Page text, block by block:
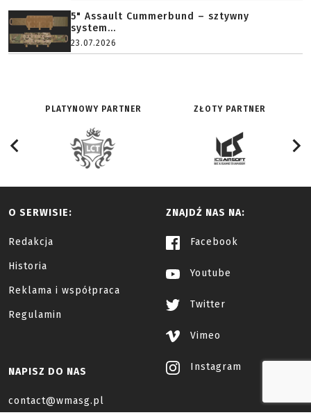
5" Assault Cummerbund – sztywny
system...
23.07.2026
PLATYNOWY PARTNER ZŁOTY PARTNER
O SERWISIE:
Redakcja
Historia
Reklama i współpraca
Regulamin
ZNAJDŹ NAS NA:
Facebook
Youtube
Twitter
Vimeo
Instagram
NAPISZ DO NAS
contact@wmasg.pl